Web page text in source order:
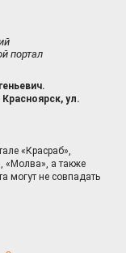
портал
Красноярск, ул.
«Красраб»,
«Молва», а также
могут не совпадать